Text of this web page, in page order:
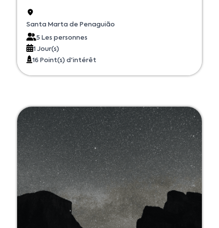
Santa Marta de Penaguião
5 Les personnes
1 Jour(s)
16 Point(s) d'intérêt